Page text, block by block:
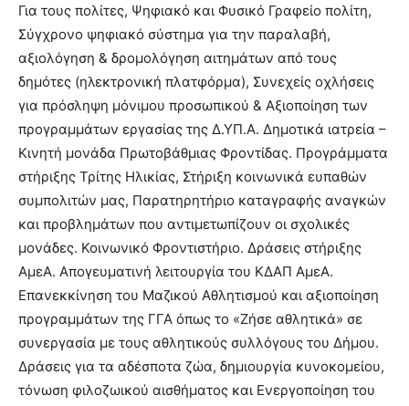
Για τους πολίτες, Ψηφιακό και Φυσικό Γραφείο πολίτη,
Σύγχρονο ψηφιακό σύστημα για την παραλαβή,
αξιολόγηση & δρομολόγηση αιτημάτων από τους
δημότες (ηλεκτρονική πλατφόρμα), Συνεχείς οχλήσεις
για πρόσληψη μόνιμου προσωπικού & Αξιοποίηση των
προγραμμάτων εργασίας της Δ.ΥΠ.Α. Δημοτικά ιατρεία –
Κινητή μονάδα Πρωτοβάθμιας Φροντίδας. Προγράμματα
στήριξης Τρίτης Ηλικίας, Στήριξη κοινωνικά ευπαθών
συμπολιτών μας, Παρατηρητήριο καταγραφής αναγκών
και προβλημάτων που αντιμετωπίζουν οι σχολικές
μονάδες. Κοινωνικό Φροντιστήριο. Δράσεις στήριξης
ΑμεΑ. Απογευματινή λειτουργία του ΚΔΑΠ ΑμεΑ.
Επανεκκίνηση του Μαζικού Αθλητισμού και αξιοποίηση
προγραμμάτων της ΓΓΑ όπως το «Ζήσε αθλητικά» σε
συνεργασία με τους αθλητικούς συλλόγους του Δήμου.
Δράσεις για τα αδέσποτα ζώα, δημιουργία κυνοκομείου,
τόνωση φιλοζωικού αισθήματος και Ενεργοποίηση του